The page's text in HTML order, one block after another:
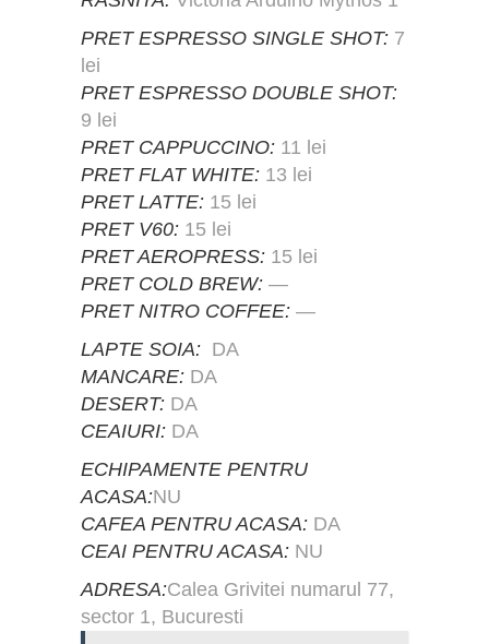
PRET ESPRESSO SINGLE SHOT: 7
lei
PRET ESPRESSO DOUBLE SHOT:
9 lei
PRET CAPPUCCINO: 11 lei
PRET FLAT WHITE: 13 lei
PRET LATTE: 15 lei
PRET V60: 15 lei
PRET AEROPRESS: 15 lei
PRET COLD BREW: —
PRET NITRO COFFEE: —
LAPTE SOIA: DA
MANCARE: DA
DESERT: DA
CEAIURI: DA
ECHIPAMENTE PENTRU
ACASA:NU
CAFEA PENTRU ACASA: DA
CEAI PENTRU ACASA: NU
ADRESA:Calea Grivitei numarul 77,
sector 1, Bucuresti